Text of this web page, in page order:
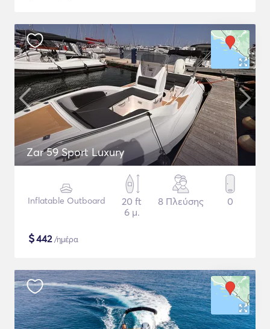
Zar 59 Sport Luxury
Inflatable Outboard
20 ft
6 μ.
8 Πλεύσης 0
$442/ημέρα